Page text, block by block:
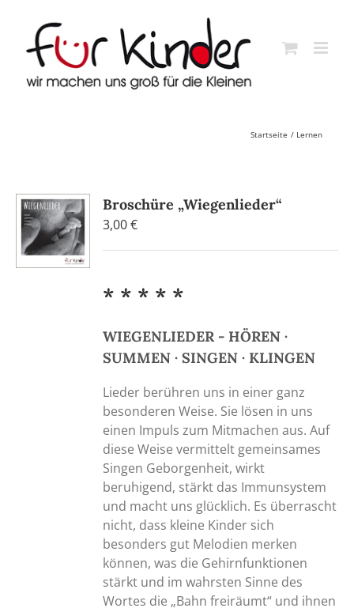
content
Startseite Lernen
Broschüre „Wiegenlieder“
3,00€
* * * * *
WIEGENLIEDER - HÖREN ·
SUMMEN · SINGEN · KLINGEN
Lieder berühren uns in einer ganz
besonderen Weise. Sie lösen in uns
einen Impuls zum Mitmachen aus. Auf
diese Weise vermittelt gemeinsames
Singen Geborgenheit, wirkt
beruhigend, stärkt das Immunsystem
und macht uns glücklich. Es überrascht
nicht, dass kleine Kinder sich
besonders gut Melodien merken
können, was die Gehirnfunktionen
stärkt und im wahrsten Sinne des
Wortes die „Bahn freiräumt“ und ihnen